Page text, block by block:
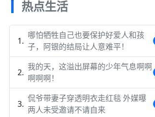
热点生活
哪怕牺牲自己也要保护好爱人和孩
子，阿银的结局让人意难平！
我的天，这溢出屏幕的少年气息啊啊
啊啊啊！
侃爷带妻子穿透明衣走红毯 外媒曝
两人未受邀请不请自来